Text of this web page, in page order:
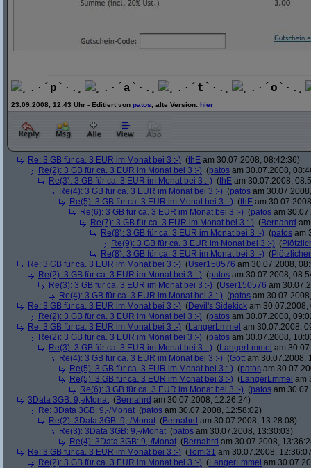
¸.·´ p `·.¸ ¸.·´ a `·.¸ ¸.·´ t `·.¸ ¸.·´ o `·.¸
23.09.2008, 12:43 Uhr - Editiert von patos , alte Version: hier
Re: 3 GB für ca. 3 EUR im Monat bei 3 :-) (thE am 30.07.2008, 08:42:36)
Re(2): 3 GB für ca. 3 EUR im Monat bei 3 :-) (patos am 30.07.2008,
Re(3): 3 GB für ca. 3 EUR im Monat bei 3 :-) (thE am 30.07.2008,
Re(4): 3 GB für ca. 3 EUR im Monat bei 3 :-) (patos am
Re(5): 3 GB für ca. 3 EUR im Monat bei 3 :-) (thE am
Re(6): 3 GB für ca. 3 EUR im Monat bei 3 :-) (patos am
Re(7): 3 GB für ca. 3 EUR im Monat bei 3 :-) (Bernahrd
Re(8): 3 GB für ca. 3 EUR im Monat bei 3 :-) (patos am
Re(9): 3 GB für ca. 3 EUR im Monat bei 3 :-) (
Re(8): 3 GB für ca. 3 EUR im Monat bei 3 :-) (
Re: 3 GB für ca. 3 EUR im Monat bei 3 :-) (User150576 am 30.07.2008,
Re(2): 3 GB für ca. 3 EUR im Monat bei 3 :-) (patos am 30.07.2008,
Re(3): 3 GB für ca. 3 EUR im Monat bei 3 :-) (User150576 am
Re(4): 3 GB für ca. 3 EUR im Monat bei 3 :-) (patos am
Re: 3 GB für ca. 3 EUR im Monat bei 3 :-) (Devil's Sidekick am 30.07.2008,
Re(2): 3 GB für ca. 3 EUR im Monat bei 3 :-) (patos am 30.07.2008,
Re: 3 GB für ca. 3 EUR im Monat bei 3 :-) (LangerLmmel am 30.07.2008,
Re(2): 3 GB für ca. 3 EUR im Monat bei 3 :-) (patos am 30.07.2008,
Re(3): 3 GB für ca. 3 EUR im Monat bei 3 :-) (LangerLmmel am
Re(4): 3 GB für ca. 3 EUR im Monat bei 3 :-) (Gott am 30.07.2008,
Re(5): 3 GB für ca. 3 EUR im Monat bei 3 :-) (patos am
Re(5): 3 GB für ca. 3 EUR im Monat bei 3 :-) (LangerLmmel am
Re(6): 3 GB für ca. 3 EUR im Monat bei 3 :-) (patos am
3Data 3GB: 9,-/Monat (Bernahrd am 30.07.2008, 12:26:24)
Re: 3Data 3GB: 9,-/Monat (patos am 30.07.2008, 12:58:02)
Re(2): 3Data 3GB: 9,-/Monat (Bernahrd am 30.07.2008, 13:28:08)
Re(3): 3Data 3GB: 9,-/Monat (patos am 30.07.2008, 13:30:03)
Re(4): 3Data 3GB: 9,-/Monat (Bernahrd am 30.07.2008,
Re: 3 GB für ca. 3 EUR im Monat bei 3 :-) (Tomi31 am 30.07.2008,
Re(2): 3 GB für ca. 3 EUR im Monat bei 3 :-) (LangerLmmel am